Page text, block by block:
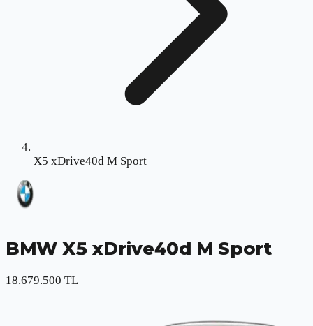
X5 xDrive40d M Sport
BMW X5 xDrive40d M Sport
18.679.500 TL